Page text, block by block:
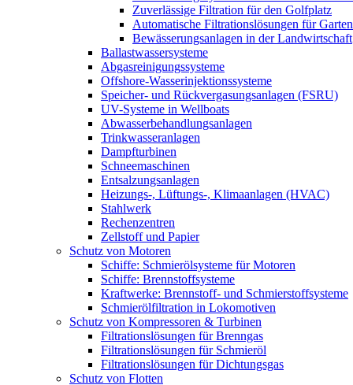
Zuverlässige Filtration für den Golfplatz
Automatische Filtrationslösungen für
Bewässerungsanlagen in der Landwirtschaft
Ballastwassersysteme
Abgasreinigungssysteme
Offshore-Wasserinjektionssysteme
Speicher- und Rückvergasungsanlagen (FSRU)
UV-Systeme in Wellboats
Abwasserbehandlungsanlagen
Trinkwasseranlagen
Dampfturbinen
Schneemaschinen
Entsalzungsanlagen
Heizungs-, Lüftungs-, Klimaanlagen (HVAC)
Stahlwerk
Rechenzentren
Zellstoff und Papier
Schutz von Motoren
Schiffe: Schmierölsysteme für Motoren
Schiffe: Brennstoffsysteme
Kraftwerke: Brennstoff- und Schmierstoffsysteme
Schmierölfiltration in Lokomotiven
Schutz von Kompressoren & Turbinen
Filtrationslösungen für Brenngas
Filtrationslösungen für Schmieröl
Filtrationslösungen für Dichtungsgas
Schutz von Flotten